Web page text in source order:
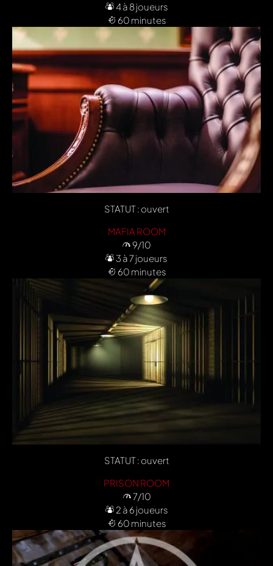
4 à 8 joueurs
60 minutes
STATUT : ouvert
MAFIA ROOM
9/10
3 à 7 joueurs
60 minutes
STATUT : ouvert
PRISON ROOM
7/10
2 à 6 joueurs
60 minutes